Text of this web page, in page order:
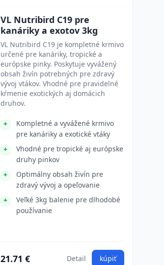
VL Nutribird C19 pre
kanáriky a exotov 3kg
VL Nutribird C19 je kompletné krmivo
určené pre kanáriky, tropické a
európske pinky. Poskytuje vyvážený
obsah živín potrebných pre zdravý
vývoj vtákov. Vhodné pre pravidelné
kŕmenie exotických aj domácich
druhov.
Kompletné a vyvážené krmivo
pre kanáriky a exotické vtáky
Vhodné pre tropické aj európske
druhy pinkov
Optimálny obsah živín pre
zdravý vývoj a opeľovanie
Veľké 3kg balenie pre dlhodobé
používanie
21.71 € Detail kúpiť